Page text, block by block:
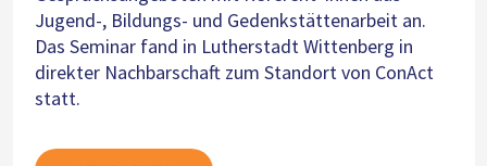
Jugend-, Bildungs- und Gedenkstättenarbeit an.
Das Seminar fand in Lutherstadt Wittenberg in
direkter Nachbarschaft zum Standort von ConAct
statt.